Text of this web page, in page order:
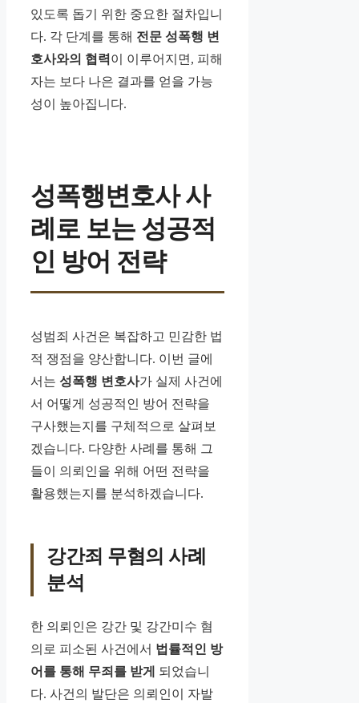
있도록 돕기 위한 중요한 절차입니
다. 각 단계를 통해 전문 성폭행 변
호사와의 협력 이 이루어지면, 피해
자는 보다 나은 결과를 얻을 가능
성이 높아집니다.
성폭행변호사 사
례로 보는 성공적
인 방어 전략
성범죄 사건은 복잡하고 민감한 법
적 쟁점을 양산합니다. 이번 글에
서는 성폭행 변호사가 실제 사건에
서 어떻게 성공적인 방어 전략을
구사했는지를 구체적으로 살펴보
겠습니다. 다양한 사례를 통해 그
들이 의뢰인을 위해 어떤 전략을
활용했는지를 분석하겠습니다.
강간죄 무혐의 사례
분석
한 의뢰인은 강간 및 강간미수 혐
의로 피소된 사건에서 법률적인 방
어를 통해 무죄를 받게
되었습니
다. 사건의 발단은 의뢰인이 자발